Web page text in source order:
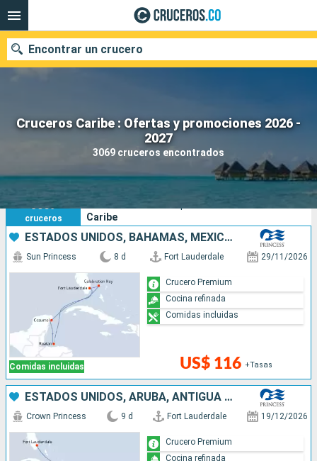
Cruceros Caribe : Ofertas y promociones 2026 -
2027
3069 cruceros encontrados
Encontrar un crucero
Buscar
3069
cruceros
Caribe
ESTADOS UNIDOS, BAHAMAS, MÉXICO, HONDURAS
Comidas incluidas
Sun Princess 8 d Fort Lauderdale 29/11/2026
US$ 116 +Tasas
Crucero Premium
Cocina refinada
Comidas incluidas
ESTADOS UNIDOS, ARUBA, ANTIGUA Y BARBUDA, PUERTO RICO
Crown Princess 9 d Fort Lauderdale 19/12/2026
Crucero Premium
Cocina refinada